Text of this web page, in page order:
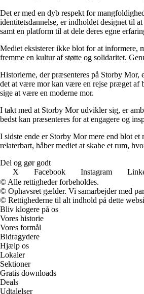
Det er med en dyb respekt for
identitetsdannelse, er indholdet designet til
samt en platform til at dele deres egne
Mediet eksisterer ikke blot for at informere,
fremme en kultur af støtte og solidaritet.
Historierne, der præsenteres på Storby Mor,
det at være mor kan være en rejse præget af
sige at være en moderne mor.
I takt med at Storby Mor udvikler sig, er
bedst kan præsenteres for at engagere og
I sidste ende er Storby Mor mere end blot
relaterbart, håber mediet at skabe et rum,
Del og gør godt
X
Facebook Instagram
© Alle rettigheder forbeholdes.
© Ophavsret gælder. Vi samarbejder med
© Rettighederne til alt indhold på dette
Bliv klogere på os
Vores historie
Vores formål
Bidragydere
Hjælp os
Lokaler
Sektioner
Gratis downloads
Deals
Udtalelser